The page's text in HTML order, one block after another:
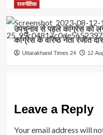
राजनीतिक
उपचुनाव से पहले कांग्रेस को
कांग्रेस के वरिष्ठ नेता रंजीत
Uttarakhand Times 24 12
Leave a Reply
Your email address will